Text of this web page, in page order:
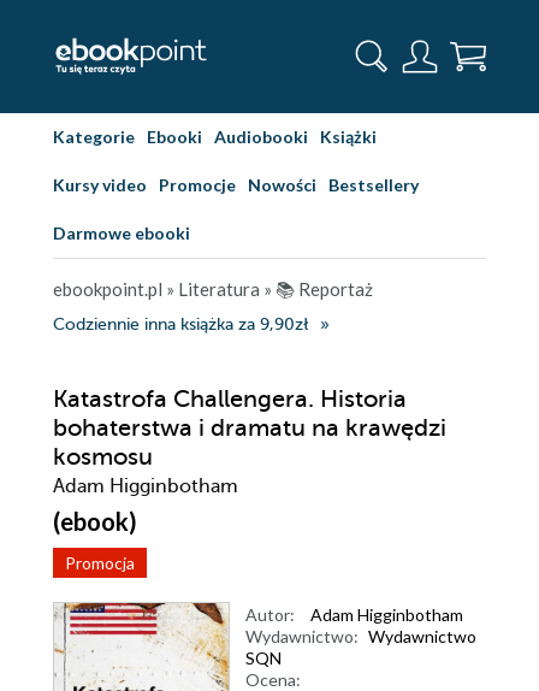
Kategorie Ebooki Audiobooki Książki
Kursy video Promocje Nowości Bestsellery
Darmowe ebooki
ebookpoint.pl » Literatura » 📚 Reportaż
Codziennie inna książka za 9,90zł
Katastrofa Challengera. Historia
bohaterstwa i dramatu na krawędzi
kosmosu
Adam Higginbotham
(ebook)
Promocja
Autor:
Adam Higginbotham
Wydawnictwo: Wydawnictwo
SQN
Ocena: